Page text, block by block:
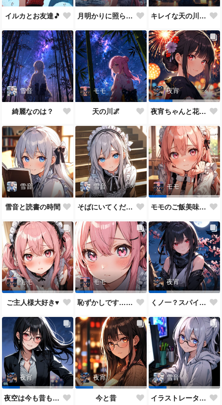
イルカとお友達🎵 月明かりに照らされて🎵 キレイな天の川が一面に…
雪音
綺麗なのは？
モモ
天の川🌌
夜宵
夜宵ちゃんと花火大会
雪音
雪音と読書の時間
雪音
そばにいてください♥
モモ
モモのご飯美味しい？
モモ
ご主人様大好き♥
モモ
恥ずかしです…ご主人様♥
夜宵
くノ一？スパイ？どっちがいいかな？
夜宵
夜空は今も昔も変わらないね♥
夜宵
今と昔
雪音
イラストレーター雪音ちゃん🎵